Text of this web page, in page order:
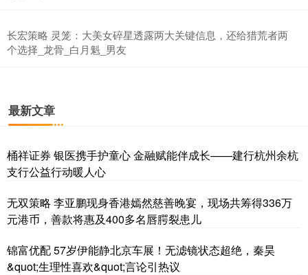
长宏策略 灵笼：大美女碎星透露两大关键信息，还给猎荒者两
个选择_龙骨_白月魁_男友
最新文章
桶祥证券 银医携手护童心 金融赋能伴成长——建行杭州余杭
支行公益行动暖人心
无双策略 李亚鹏现身香港嫣然慈善晚宴，现场共筹得336万
元港币，善款将惠及400多名唇腭裂患儿
锦富优配 57岁伊能静北京车展！无滤镜状态超绝，秦昊
&quot;生理性喜欢&quot;言论引热议